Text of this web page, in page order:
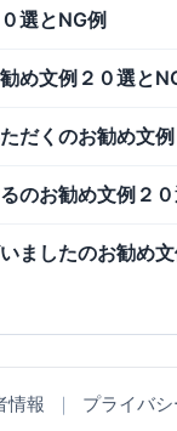
選とNG例
め文例２０選と
だくのお勧め文
のお勧め文例２
ましたのお勧め
情報 ｜ プライバ